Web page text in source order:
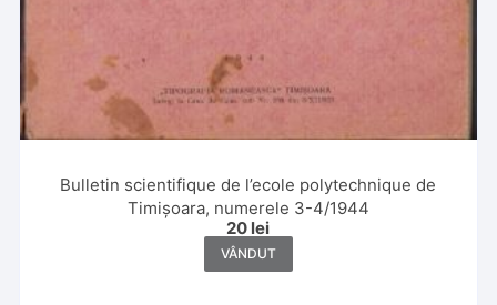
Bulletin scientifique de l’ecole polytechnique de
Timișoara, numerele 3-4/1944
20 lei
VÂNDUT